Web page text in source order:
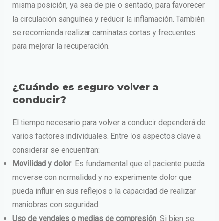
misma posición, ya sea de pie o sentado, para favorecer
la circulación sanguínea y reducir la inflamación. También
se recomienda realizar caminatas cortas y frecuentes
para mejorar la recuperación.
¿Cuándo es seguro volver a
conducir?
El tiempo necesario para volver a conducir dependerá de
varios factores individuales. Entre los aspectos clave a
considerar se encuentran:
Movilidad y dolor: Es fundamental que el paciente pueda
moverse con normalidad y no experimente dolor que
pueda influir en sus reflejos o la capacidad de realizar
maniobras con seguridad.
Uso de vendajes o medias de compresión: Si bien se